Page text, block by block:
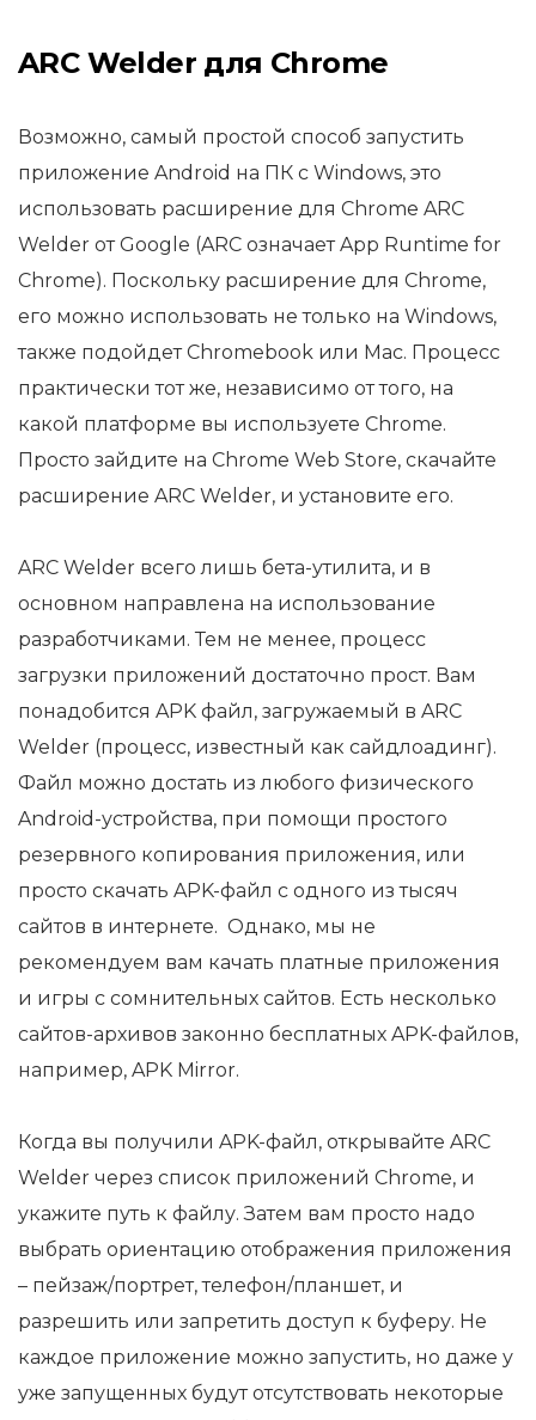
ARC Welder для Chrome
Возможно, самый простой способ запустить
приложение Android на ПК с Windows, это
использовать расширение для Chrome ARC
Welder от Google (ARC означает App Runtime for
Chrome). Поскольку расширение для Chrome,
его можно использовать не только на Windows,
также подойдет Chromebook или Mac. Процесс
практически тот же, независимо от того, на
какой платформе вы используете Chrome.
Просто зайдите на Chrome Web Store, скачайте
расширение ARC Welder, и установите его.
ARC Welder всего лишь бета-утилита, и в
основном направлена на использование
разработчиками. Тем не менее, процесс
загрузки приложений достаточно прост. Вам
понадобится APK файл, загружаемый в ARC
Welder (процесс, известный как сайдлоадинг).
Файл можно достать из любого физического
Android-устройства, при помощи простого
резервного копирования приложения, или
просто скачать APK-файл с одного из тысяч
сайтов в интернете. Однако, мы не
рекомендуем вам качать платные приложения
и игры с сомнительных сайтов. Есть несколько
сайтов-архивов законно бесплатных APK-файлов,
например, APK Mirror.
Когда вы получили APK-файл, открывайте ARC
Welder через список приложений Chrome, и
укажите путь к файлу. Затем вам просто надо
выбрать ориентацию отображения приложения
– пейзаж/портрет, телефон/планшет, и
разрешить или запретить доступ к буферу. Не
каждое приложение можно запустить, но даже у
уже запущенных будут отсутствовать некоторые